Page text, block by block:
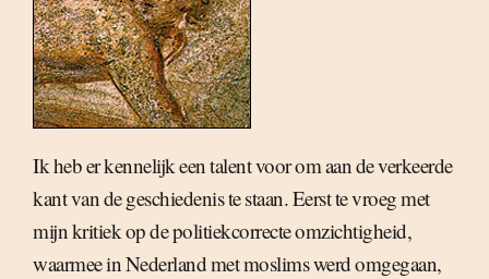
Ik heb er kennelijk een talent voor om aan de verkeerde
kant van de geschiedenis te staan. Eerst te vroeg met
mijn kritiek op de politiekcorrecte omzichtigheid,
waarmee in Nederland met moslims werd omgegaan,